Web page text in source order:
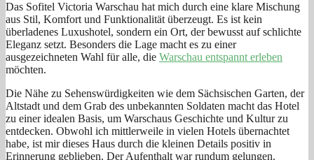
Das Sofitel Victoria Warschau hat mich durch eine klare Mischung
aus Stil, Komfort und Funktionalität überzeugt. Es ist kein
überladenes Luxushotel, sondern ein Ort, der bewusst auf schlichte
Eleganz setzt. Besonders die Lage macht es zu einer
ausgezeichneten Wahl für alle, die Warschau entspannt erleben
möchten.
Die Nähe zu Sehenswürdigkeiten wie dem Sächsischen Garten, der
Altstadt und dem Grab des unbekannten Soldaten macht das Hotel
zu einer idealen Basis, um Warschaus Geschichte und Kultur zu
entdecken. Obwohl ich mittlerweile in vielen Hotels übernachtet
habe, ist mir dieses Haus durch die kleinen Details positiv in
Erinnerung geblieben. Der Aufenthalt war rundum gelungen.